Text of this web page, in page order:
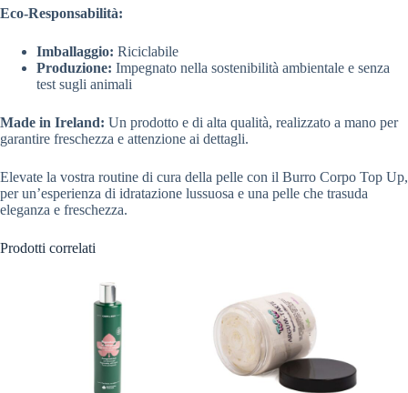
Eco-Responsabilità:
Imballaggio: Riciclabile
Produzione: Impegnato nella sostenibilità ambientale e senza
test sugli animali
Made in Ireland: Un prodotto e di alta qualità, realizzato a mano per
garantire freschezza e attenzione ai dettagli.
Elevate la vostra routine di cura della pelle con il Burro Corpo Top Up,
per un’esperienza di idratazione lussuosa e una pelle che trasuda
eleganza e freschezza.
Prodotti correlati